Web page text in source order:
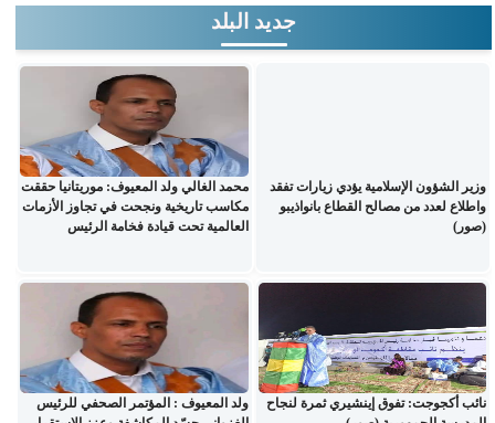
جديد البلد
وزير الشؤون الإسلامية يؤدي زيارات تفقد
واطلاع لعدد من مصالح القطاع بانواذيبو
(صور)
محمد الغالي ولد المعيوف: موريتانيا حققت
مكاسب تاريخية ونجحت في تجاوز الأزمات
العالمية تحت قيادة فخامة الرئيس
نائب أكجوجت: تفوق إينشيري ثمرة لنجاح
ولد المعيوف : المؤتمر الصحفي للرئيس